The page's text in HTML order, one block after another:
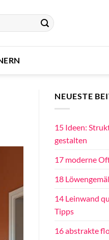
NEUESTE
15 Ideen:
gestalten
17 moderne
18
14 Leinwand
Tipps
16 abstrakte